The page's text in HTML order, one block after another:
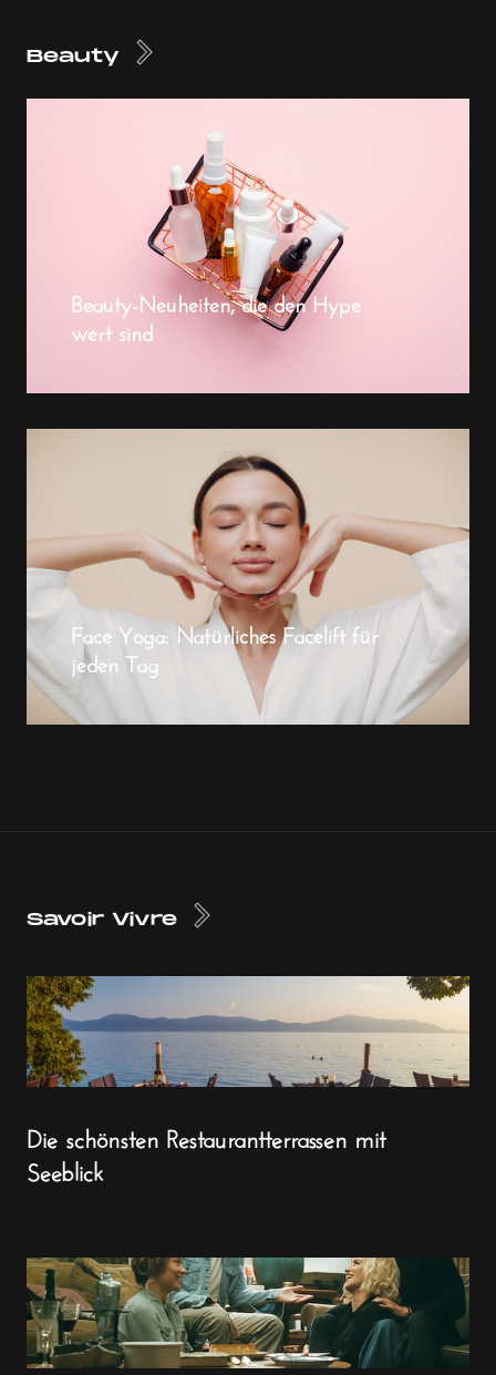
Beauty
Beauty-Neuheiten, die den Hype
wert sind
Face Yoga: Natürliches Facelift für
jeden Tag
Savoir Vivre
Die schönsten Restaurantterrassen mit
Seeblick